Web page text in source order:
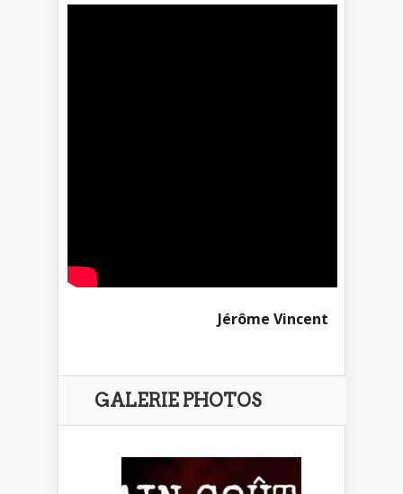
Jérôme Vincent
GALERIE PHOTOS